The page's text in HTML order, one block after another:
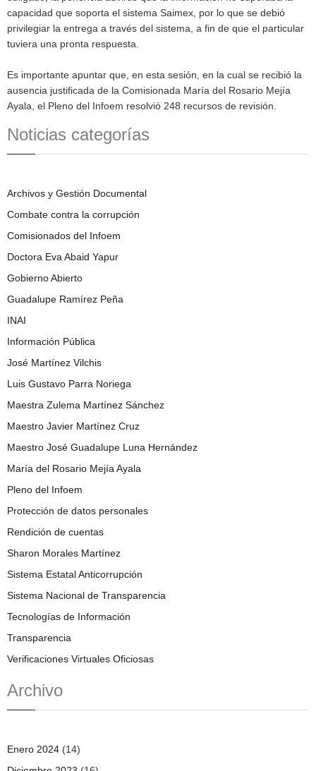
capacidad que soporta el sistema Saimex, por lo que se debió
privilegiar la entrega a través del sistema, a fin de que el particular
tuviera una pronta respuesta.
Es importante apuntar que, en esta sesión, en la cual se recibió la
ausencia justificada de la Comisionada María del Rosario Mejía
Ayala, el Pleno del Infoem resolvió 248 recursos de revisión.
Noticias categorías
Archivos y Gestión Documental
Combate contra la corrupción
Comisionados del Infoem
Doctora Eva Abaid Yapur
Gobierno Abierto
Guadalupe Ramírez Peña
INAI
Información Pública
José Martínez Vilchis
Luis Gustavo Parra Noriega
Maestra Zulema Martínez Sánchez
Maestro Javier Martínez Cruz
Maestro José Guadalupe Luna Hernández
María del Rosario Mejía Ayala
Pleno del Infoem
Protección de datos personales
Rendición de cuentas
Sharon Morales Martínez
Sistema Estatal Anticorrupción
Sistema Nacional de Transparencia
Tecnologías de Información
Transparencia
Verificaciones Virtuales Oficiosas
Archivo
Enero 2024 (14)